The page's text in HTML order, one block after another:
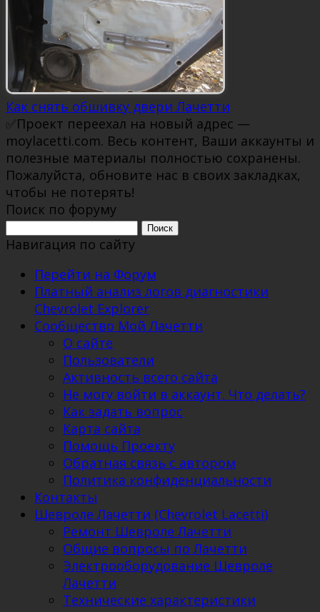
Как снять обшивку двери Лачетти
✅Проект переехал на новый адрес —
moylacetti.com. Весь контент, Ваши аккаунты и
полезные материалы полностью сохранены.
Пожалуйста, обновите нас в своих закладках,
чтобы не потерять!
Поиск по форуму
Поиск:
Навигация по сайту
Перейти на Форум
Платный анализ логов диагностики
Chevrolet Explorer
Сообщество Мой Лачетти
О сайте
Пользователи
Активность всего сайта
Не могу войти в аккаунт. Что делать?
Как задать вопрос
Карта сайта
Помощь Проекту
Обратная связь с автором
Политика конфиденциальности
Контакты
Шевроле Лачетти (Chevrolet Lacetti)
Ремонт Шевроле Лачетти
Общие вопросы по Лачетти
Электрооборудование Шевроле
Лачетти
Технические характеристики